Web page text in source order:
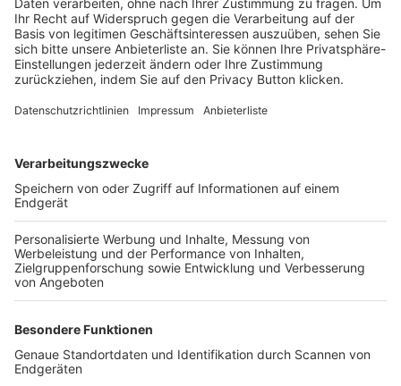
Trainerbörse
Login SpielPlus
FOLGE DEM BFV
TOP-VEREINE
TOP-PARTNER